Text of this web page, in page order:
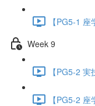
【PG5-1
Week 9
【PG5-2
【PG5-2